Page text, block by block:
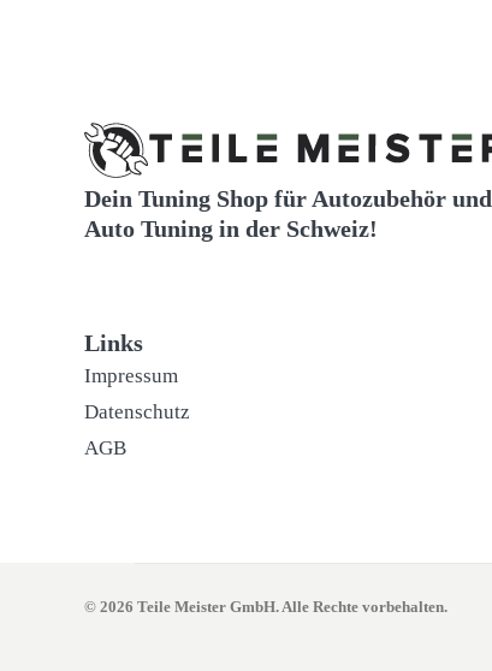
Dein Tuning Shop für Autozubehör und
Auto Tuning in der Schweiz!
Links
Impressum
Datenschutz
AGB
© 2026 Teile Meister GmbH. Alle Rechte vorbehalten.